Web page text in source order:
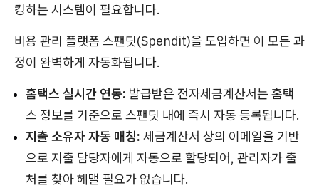
킹하는 시스템이 필요합니다.
비용 관리 플랫폼 스팬딧(Spendit)을 도입하면 이 모든 과
정이 완벽하게 자동화됩니다.
홈택스 실시간 연동: 발급받은 전자세금계산서는 홈택
스 정보를 기준으로 스팬딧 내에 즉시 자동 등록됩니다.
지출 소유자 자동 매칭: 세금계산서 상의 이메일을 기반
으로 지출 담당자에게 자동으로 할당되어, 관리자가 출
처를 찾아 헤맬 필요가 없습니다.